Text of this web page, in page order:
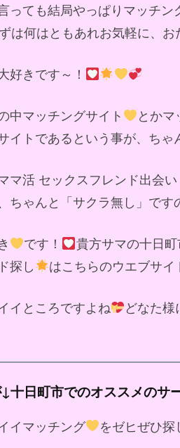
っても結局やっぱりマッチ
は何はともあれお気軽に、
好きです～！
中マッチングサイト とかマ
イトであるという事が、ち
マ活 セックスフレンド出会
ちゃんと「サクラ無し」です
です！ 貴方サマの十日
探し
はこちらのウエブサ
イところですよね どなた
十日町市でのオススメのサ
イマッチング をゼヒぜひ探